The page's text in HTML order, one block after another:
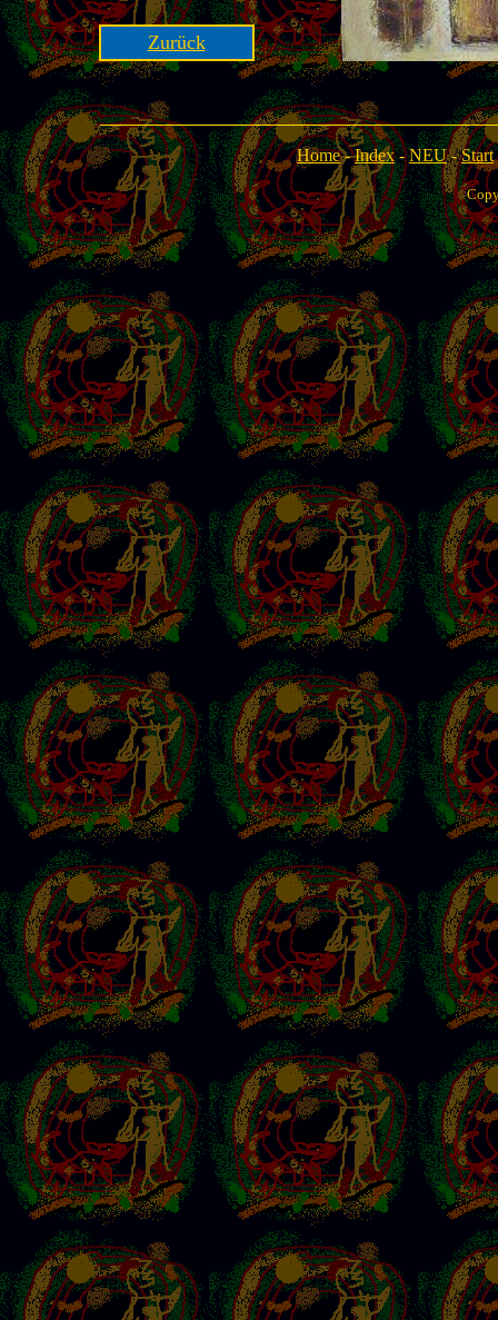
Zurück
Home-Index-NEU-Start